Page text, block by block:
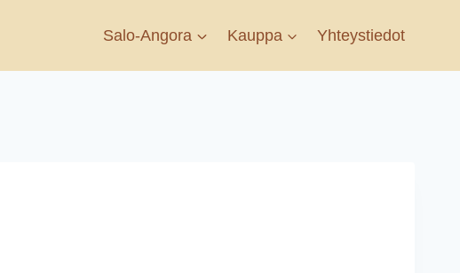
Salo-Angora Kauppa Yhteystiedot